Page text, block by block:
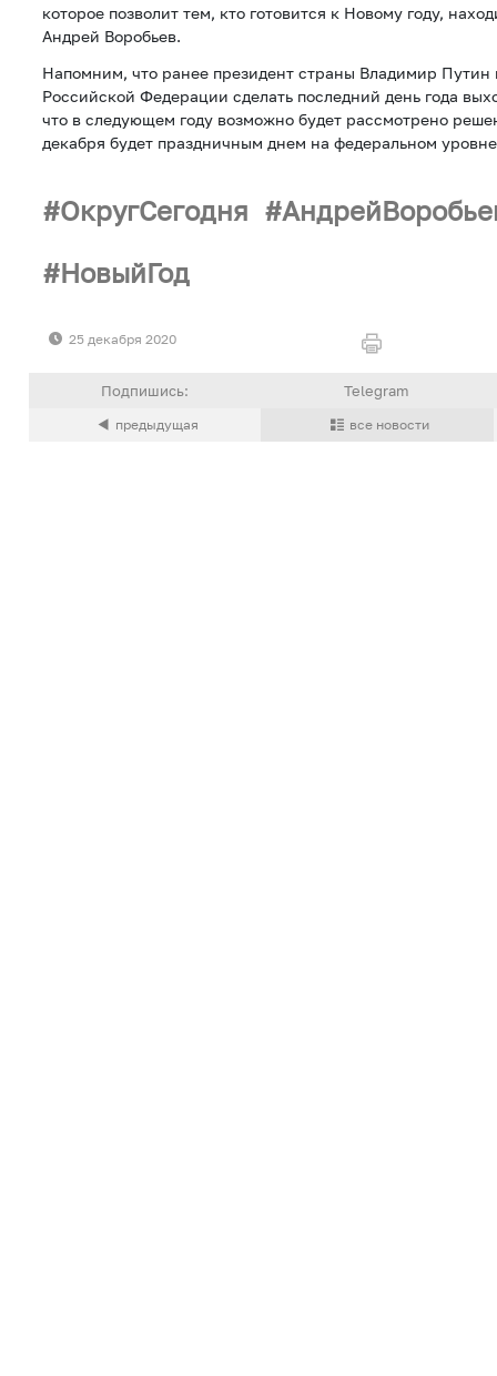
которое позволит тем, кто готовится к Новому году,
Андрей Воробьев.
Напомним, что ранее президент страны Владимир Путин
Российской Федерации сделать последний день года
что в следующем году возможно будет рассмотрено
декабря будет праздничным днем на федеральном
ОкругСегодня
НовыйГод
25 декабря 2020